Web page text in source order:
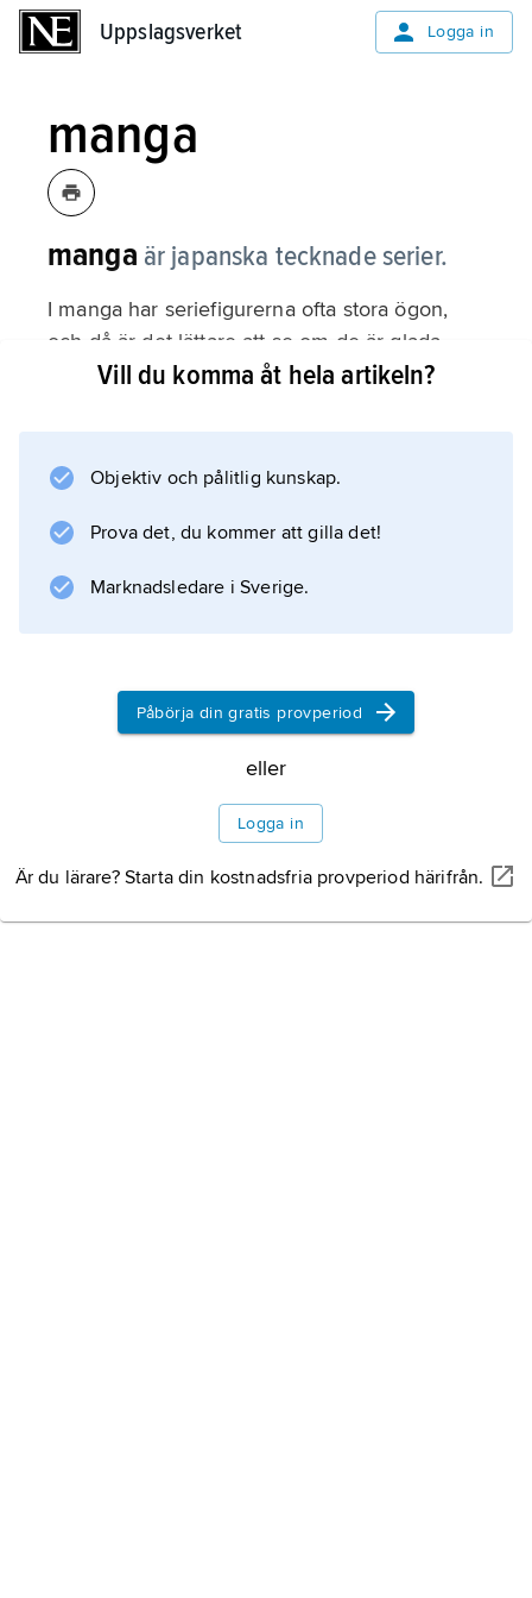
Uppslagsverket Logga in
manga
manga är japanska tecknade serier.
I manga har seriefigurerna ofta stora ögon,
och då är det lättare att se om de är glada
eller ledsna. Serierna brukar vara i svartvitt
ut varje vecka eller varje månad, och där går
Historia
Manga i Sverige
Mangainfluenser
Information om artikeln
Vill du komma åt hela artikeln?
Objektiv och pålitlig kunskap.
Prova det, du kommer att gilla det!
Marknadsledare i Sverige.
Påbörja din gratis provperiod
eller
Logga in
Är du lärare? Starta din kostnadsfria provperiod härifrån.